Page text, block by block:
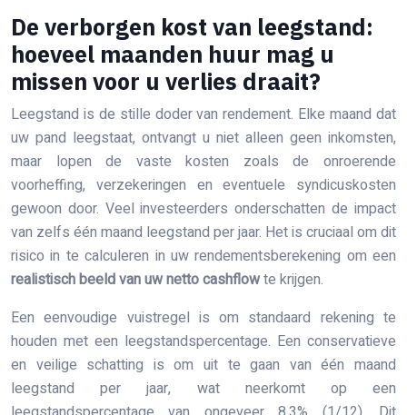
De verborgen kost van leegstand:
hoeveel maanden huur mag u
missen voor u verlies draait?
Leegstand is de stille doder van rendement. Elke maand dat
uw pand leegstaat, ontvangt u niet alleen geen inkomsten,
maar lopen de vaste kosten zoals de onroerende
voorheffing, verzekeringen en eventuele syndicuskosten
gewoon door. Veel investeerders onderschatten de impact
van zelfs één maand leegstand per jaar. Het is cruciaal om dit
risico in te calculeren in uw rendementsberekening om een
realistisch beeld van uw netto cashflowte krijgen.
Een eenvoudige vuistregel is om standaard rekening te
houden met een leegstandspercentage. Een conservatieve
en veilige schatting is om uit te gaan van één maand
leegstand per jaar, wat neerkomt op een